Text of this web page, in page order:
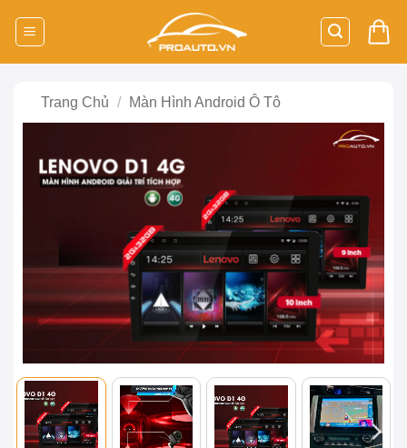
Trang Chủ / Màn Hình Android Ô Tô